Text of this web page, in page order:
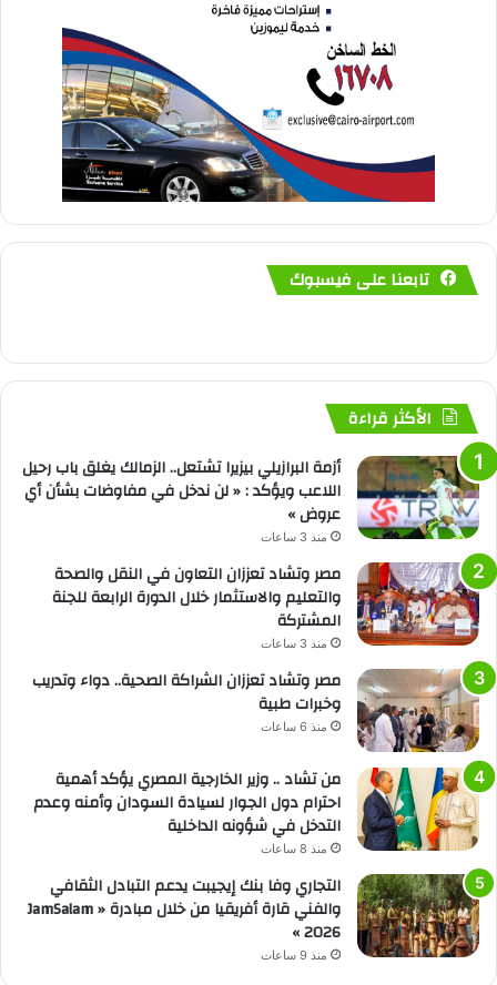
تابعنا على فيسبوك
الأكثر قراءة
أزمة البرازيلي بيزيرا تشتعل.. الزمالك يغلق باب رحيل
اللاعب ويؤكد : « لن ندخل في مفاوضات بشأن أي
عروض »
منذ 3 ساعات
مصر وتشاد تعززان التعاون في النقل والصحة
والتعليم والاستثمار خلال الدورة الرابعة للجنة
المشتركة
منذ 3 ساعات
مصر وتشاد تعززان الشراكة الصحية.. دواء وتدريب
وخبرات طبية
منذ 6 ساعات
من تشاد .. وزير الخارجية المصري يؤكد أهمية
احترام دول الجوار لسيادة السودان وأمنه وعدم
التدخل في شؤونه الداخلية
منذ 8 ساعات
التجاري وفا بنك إيجيبت يدعم التبادل الثقافي
والفني قارة أفريقيا من خلال مبادرة « JamSalam
2026 »
منذ 9 ساعات